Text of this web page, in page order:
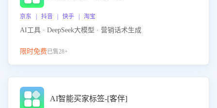
京东 | 抖音 | 快手 | 淘宝
AI工具 · DeepSeek大模型 · 营销话术生成
限时免费已售28+
AI智能买家标签-[客伴]